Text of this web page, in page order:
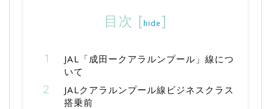
目次 [hide]
JAL「成田ークアラルンプール」線につ
いて
JALクアラルンプール線ビジネスクラス
搭乗前